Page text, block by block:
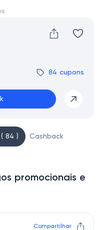
84 cupons
84 ) Cashback
promocionais e
Compartilhar